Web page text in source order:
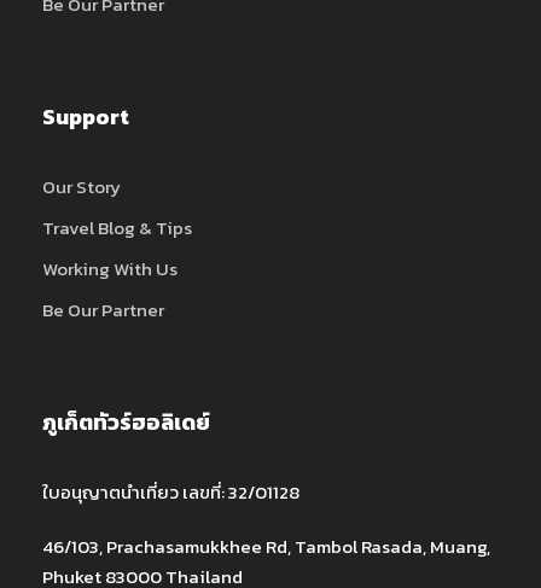
Support
Our Story
Travel Blog & Tips
Working With Us
Be Our Partner
ภูเก็ตทัวร์ฮอลิเดย์
ใบอนุญาตนำเที่ยว เลขที่: 32/01128
46/103, Prachasamukkhee Rd, Tambol Rasada, Muang,
Phuket 83000 Thailand